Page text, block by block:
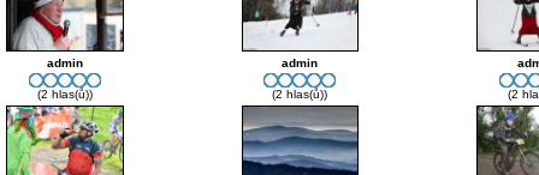
admin
(2 hlas(ů))
admin
(2 hlas(ů)) (2